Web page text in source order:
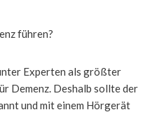
führen?
Experten als größter
Demenz. Deshalb sollte der
und mit einem Hörgerät